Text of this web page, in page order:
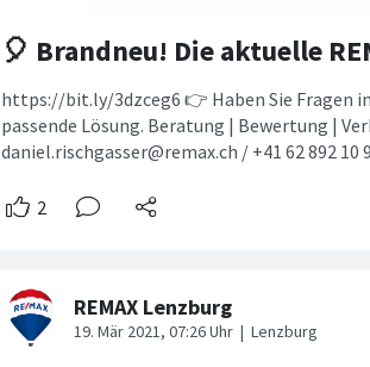
🎈 Brandneu! Die aktuelle
https://bit.ly/3dzceg6 👉 Haben Sie Fragen
passende Lösung. Beratung | Bewertung |
daniel.rischgasser@remax.ch / +41 62 892 10 9